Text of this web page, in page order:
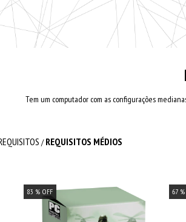
Tem um computador com as configurações
/ REQUISITOS MÉDIOS
83 % OFF 67%